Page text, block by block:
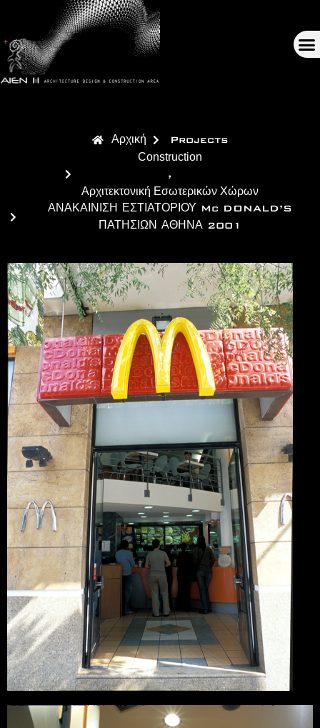
Αρχική
Projects
Construction
,
Αρχιτεκτονική Εσωτερικών Χώρων
ΑΝΑΚΑΙΝΙΣΗ ΕΣΤΙΑΤΟΡΙΟΥ Mc DONALD’S
ΠΑΤΗΣΙΩΝ ΑΘΗΝΑ 2001